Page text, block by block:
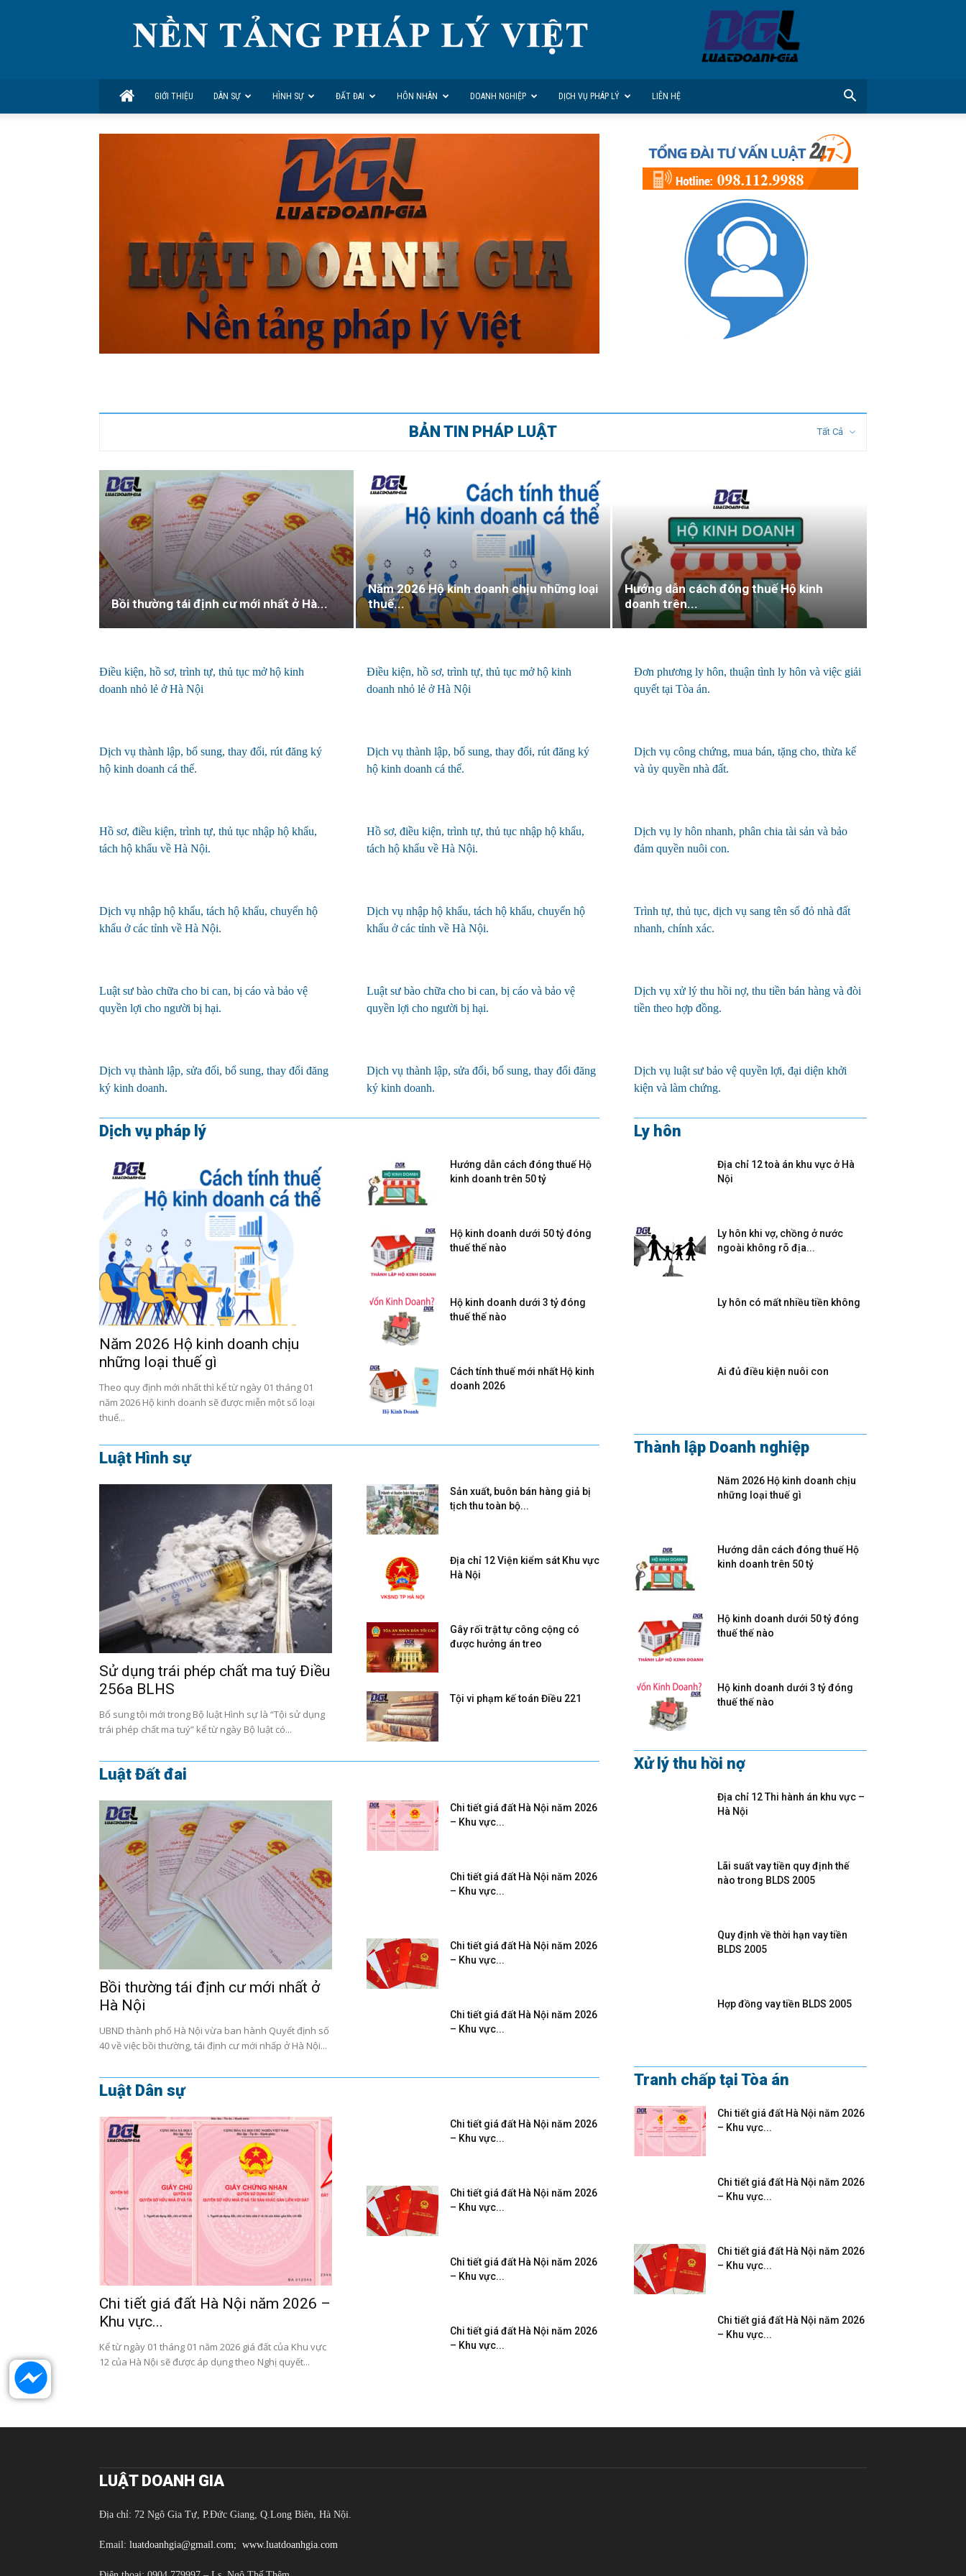
GIỚI THIỆU DÂN SỰ HÌNH SỰ ĐẤT ĐAI HÔN NHÂN DOANH NGHIỆP DỊCH VỤ PHÁP LÝ LIÊN HỆ
BẢN TIN PHÁP LUẬT Tất Cả
Bồi thường tái định cư mới nhất ở Hà...
Năm 2026 Hộ kinh doanh chịu những loại
thuế...
Hướng dẫn cách đóng thuế Hộ kinh
doanh trên...
Điều kiện, hồ sơ, trình tự, thủ tục mởhộ kinh
doanh nhỏ lẻ ở Hà Nội
Dịch vụ thành lập, bổ sung, thay đổi, rút đăng ký
hộ kinh doanh cá thể.
Hồ sơ, điều kiện, trình tự, thủ tục nhập hộ khẩu,
tách hộ khẩu về Hà Nội.
Dịch vụ nhập hộ khẩu, tách hộ khẩu, chuyển hộ
khẩu ở các tỉnh về Hà Nội.
Luật sư bào chữa cho bi can, bị cáo và bảo vệ
quyền lợi cho người bị hại.
Dịch vụ thành lập, sửa đổi, bổ sung, thay đổi đăng
ký kinh doanh.
Điều kiện, hồ sơ, trình tự, thủ tục mởhộ kinh
doanh nhỏ lẻ ở Hà Nội
Dịch vụ thành lập, bổ sung, thay đổi, rút đăng ký
hộ kinh doanh cá thể.
Hồ sơ, điều kiện, trình tự, thủ tục nhập hộ khẩu,
tách hộ khẩu về Hà Nội.
Dịch vụ nhập hộ khẩu, tách hộ khẩu, chuyển hộ
khẩu ở các tỉnh về Hà Nội.
Luật sư bào chữa cho bi can, bị cáo và bảo vệ
quyền lợi cho người bị hại.
Dịch vụ thành lập, sửa đổi, bổ sung, thay đổi đăng
ký kinh doanh.
Đơn phương ly hôn, thuận tình ly hôn và việc giải
quyết tại Tòa án.
Dịch vụ công chứng, mua bán, tặng cho, thừa kế
và ủy quyền nhà đất.
Dịch vụ ly hôn nhanh, phân chia tài sản và bảo
đảm quyền nuôi con.
Trình tự, thủ tục, dịch vụ sang tên sổ đỏ nhà đất
nhanh, chính xác.
Dịch vụ xử lý thu hồi nợ, thu tiền bán hàng và đòi
tiền theo hợp đồng.
Dịch vụ luật sư bảo vệ quyền lợi, đại diện khởi
kiện và làm chứng.
Dịch vụ pháp lý
Năm 2026 Hộ kinh doanh chịu
những loại thuế gì
Theo quy định mới nhất thì kể từ ngày 01 tháng 01
năm 2026 Hộ kinh doanh sẽ được miễn một số loại
thuế...
Hướng dẫn cách đóng thuế Hộ
kinh doanh trên 50 tỷ
Hộ kinh doanh dưới 50 tỷ đóng
thuế thế nào
Hộ kinh doanh dưới 3 tỷ đóng
thuế thế nào
Cách tính thuế mới nhất Hộ kinh
doanh 2026
Luật Hình sự
Sử dụng trái phép chất ma tuý Điều
256a BLHS
Bổ sung tội mới trong Bộ luật Hình sự là “Tội sử dụng
trái phép chất ma tuý” kể từ ngày Bộ luật có...
Sản xuất, buôn bán hàng giả bị
tịch thu toàn bộ...
Địa chỉ 12 Viện kiểm sát Khu vực
Hà Nội
Gây rối trật tự công cộng có
được hưởng án treo
Tội vi phạm kế toán Điều 221
Luật Đất đai
Bồi thường tái định cư mới nhất ở
Hà Nội
UBND thành phố Hà Nội vừa ban hành Quyết định số
40 về việc bồi thường, tái định cư mới nhấp ở Hà Nội...
Chi tiết giá đất Hà Nội năm 2026
– Khu vực...
Chi tiết giá đất Hà Nội năm 2026
– Khu vực...
Chi tiết giá đất Hà Nội năm 2026
– Khu vực...
Chi tiết giá đất Hà Nội năm 2026
– Khu vực...
Luật Dân sự
Chi tiết giá đất Hà Nội năm 2026 –
Khu vực...
Kể từ ngày 01 tháng 01 năm 2026 giá đất của Khu vực
12 của Hà Nội sẽ được áp dụng theo Nghị quyết...
Chi tiết giá đất Hà Nội năm 2026
– Khu vực...
Chi tiết giá đất Hà Nội năm 2026
– Khu vực...
Chi tiết giá đất Hà Nội năm 2026
– Khu vực...
Chi tiết giá đất Hà Nội năm 2026
– Khu vực...
Ly hôn
Địa chỉ 12 toà án khu vực ở Hà
Nội
Ly hôn khi vợ, chồng ở nước
ngoài không rõ địa...
Ly hôn có mất nhiều tiền không
Ai đủ điều kiện nuôi con
Thành lập Doanh nghiệp
Năm 2026 Hộ kinh doanh chịu
những loại thuế gì
Hướng dẫn cách đóng thuế Hộ
kinh doanh trên 50 tỷ
Hộ kinh doanh dưới 50 tỷ đóng
thuế thế nào
Hộ kinh doanh dưới 3 tỷ đóng
thuế thế nào
Xử lý thu hồi nợ
Địa chỉ 12 Thi hành án khu vực –
Hà Nội
Lãi suất vay tiền quy định thế
nào trong BLDS 2005
Quy định về thời hạn vay tiền
BLDS 2005
Hợp đồng vay tiền BLDS 2005
Tranh chấp tại Tòa án
Chi tiết giá đất Hà Nội năm 2026
– Khu vực...
Chi tiết giá đất Hà Nội năm 2026
– Khu vực...
Chi tiết giá đất Hà Nội năm 2026
– Khu vực...
Chi tiết giá đất Hà Nội năm 2026
– Khu vực...
LUẬT DOANH GIA
Địa chỉ: 72 Ngô Gia Tự, P.Đức Giang, Q.Long Biên, Hà Nội.
Email: luatdoanhgia@gmail.com; www.luatdoanhgia.com